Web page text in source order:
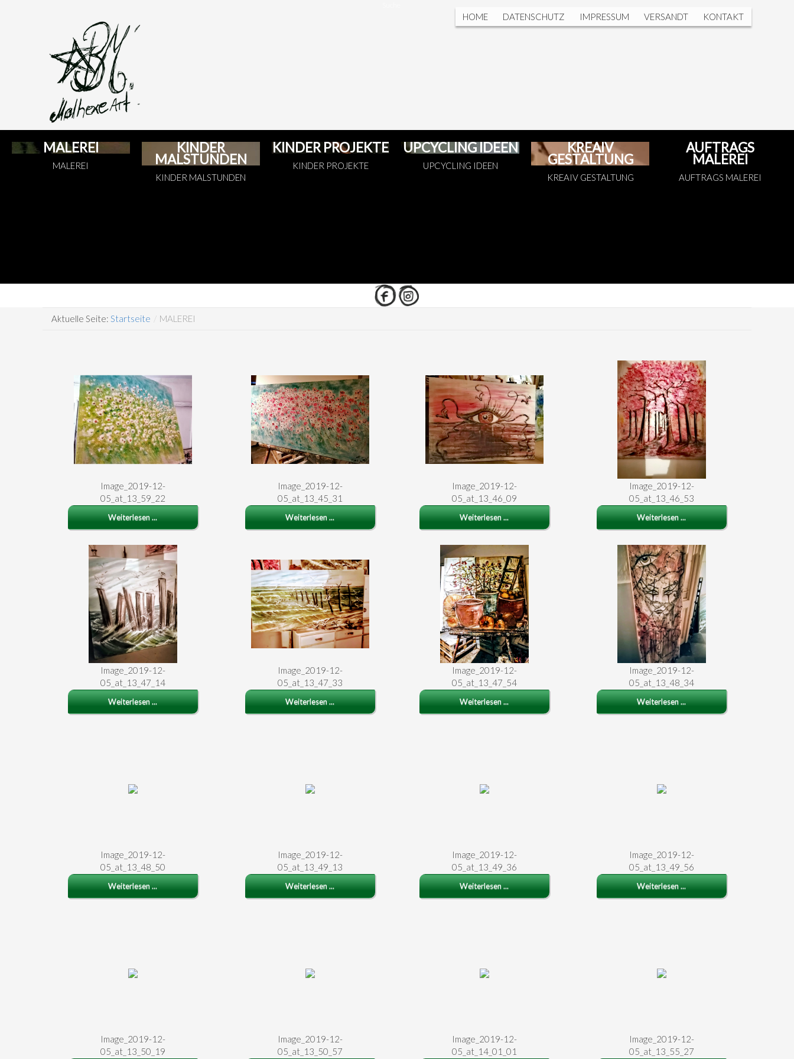
HOME DATENSCHUTZ IMPRESSUM VERSANDT KONTAKT
MALEREI
MALEREI
KINDER
MALSTUNDEN
KINDER MALSTUNDEN
KINDER PROJEKTE
KINDER PROJEKTE
UPCYCLING IDEEN
UPCYCLING IDEEN
KREAIV
GESTALTUNG
KREAIV GESTALTUNG
AUFTRAGS
MALEREI
AUFTRAGS MALEREI
Aktuelle Seite: Startseite / MALEREI
Image_2019-12-
05_at_13_59_22
Weiterlesen ...
Image_2019-12-
05_at_13_47_14
Weiterlesen ...
Image_2019-12-
05_at_13_48_50
Weiterlesen ...
Image_2019-12-
05_at_13_50_19
Image_2019-12-
05_at_13_45_31
Weiterlesen ...
Image_2019-12-
05_at_13_47_33
Weiterlesen ...
Image_2019-12-
05_at_13_49_13
Weiterlesen ...
Image_2019-12-
05_at_13_50_57
Image_2019-12-
05_at_13_46_09
Weiterlesen ...
Image_2019-12-
05_at_13_47_54
Weiterlesen ...
Image_2019-12-
05_at_13_49_36
Weiterlesen ...
Image_2019-12-
05_at_14_01_01
Image_2019-12-
05_at_13_46_53
Weiterlesen ...
Image_2019-12-
05_at_13_48_34
Weiterlesen ...
Image_2019-12-
05_at_13_49_56
Weiterlesen ...
Image_2019-12-
05_at_13_55_27